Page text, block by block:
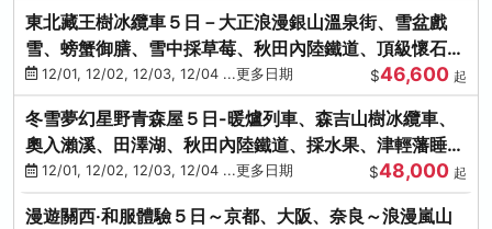
東北藏王樹冰纜車５日－大正浪漫銀山溫泉街、雪盆戲
雪、螃蟹御膳、雪中採草莓、秋田內陸鐵道、頂級懷石料
理、松島遊船
12/01, 12/02, 12/03, 12/04 ...更多日期 $46,600 起
冬雪夢幻星野青森屋５日-暖爐列車、森吉山樹冰纜車、
奧入瀨溪、田澤湖、秋田內陸鐵道、採水果、津輕藩睡魔
村(不進免稅店)
12/01, 12/02, 12/03, 12/04 ...更多日期 $48,000 起
漫遊關西‧和服體驗５日～京都、大阪、奈良～浪漫嵐山